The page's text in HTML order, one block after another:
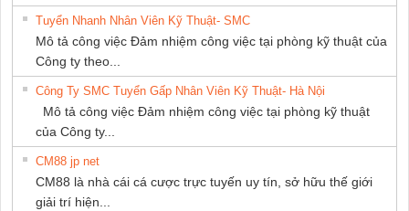
Tuyển Nhanh Nhân Viên Kỹ Thuật- SMC
Mô tả công việc Đảm nhiệm công việc tại phòng kỹ thuật của
Công ty theo...
Công Ty SMC Tuyển Gấp Nhân Viên Kỹ Thuật- Hà Nội
Mô tả công việc Đảm nhiệm công việc tại phòng kỹ thuật
của Công ty...
CM88 jp net
CM88 là nhà cái cá cược trực tuyến uy tín, sở hữu thế giới
giải trí hiện...